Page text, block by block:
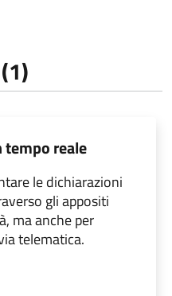
tempo reale
le dichiarazioni
gli appositi
ma anche per
telematica.